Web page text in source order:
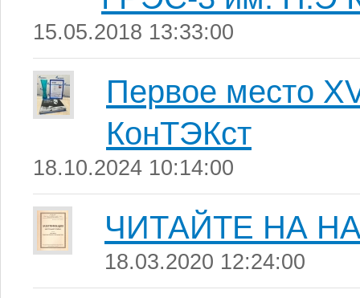
15.05.2018 13:33:00
Первое место
КонТЭКст
18.10.2024 10:14:00
ЧИТАЙТЕ НА
18.03.2020 12:24:00